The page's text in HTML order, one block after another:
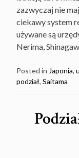
zazwyczaj nie
ciekawy system
używane są
Nerima,
Posted in Japonia,
podział, Saitama